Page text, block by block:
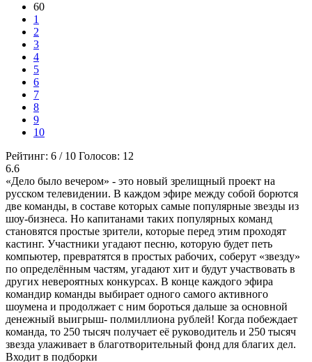
60
1
2
3
4
5
6
7
8
9
10
Рейтинг: 6 / 10 Голосов: 12
6.6
«Дело было вечером» - это новый зрелищный проект на
русском телевидении. В каждом эфире между собой борются
две команды, в составе которых самые популярные звезды из
шоу-бизнеса. Но капитанами таких популярных команд
становятся простые зрители, которые перед этим проходят
кастинг. Участники угадают песню, которую будет петь
компьютер, превратятся в простых рабочих, соберут «звезду»
по определённым частям, угадают хит и будут участвовать в
других невероятных конкурсах. В конце каждого эфира
командир команды выбирает одного самого активного
шоумена и продолжает с ним бороться дальше за основной
денежный выигрыш- полмиллиона рублей! Когда побеждает
команда, то 250 тысяч получает её руководитель и 250 тысяч
звезда улаживает в благотворительный фонд для благих дел.
Входит в подборки